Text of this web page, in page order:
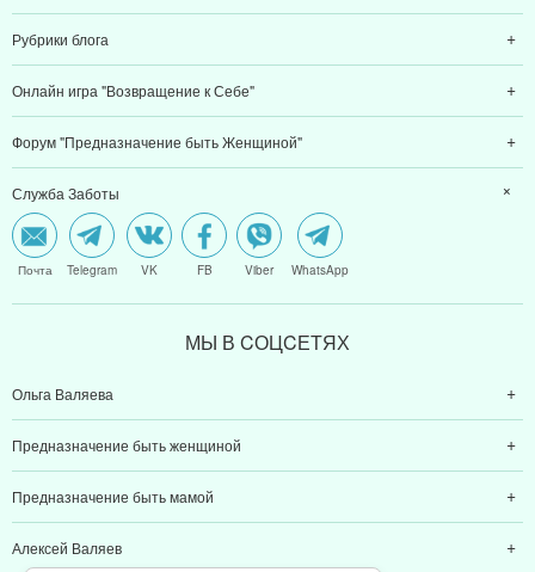
Рубрики блога
Онлайн игра "Возвращение к Себе"
Форум "Предназначение быть Женщиной"
Служба Заботы
Почта Telegram VK FB Viber WhatsApp
МЫ В CОЦCЕТЯХ
Ольга Валяева
Предназначение быть женщиной
Предназначение быть мамой
Алексей Валяев